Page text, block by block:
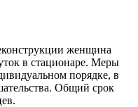
женщина
в стационаре. Меры
порядке, в
Общий срок